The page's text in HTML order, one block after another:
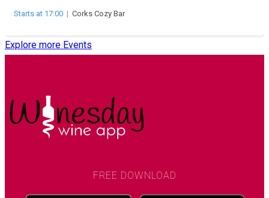
Starts at 17:00 | Corks Cozy Bar
Explore more Events
FREE DOWNLOAD